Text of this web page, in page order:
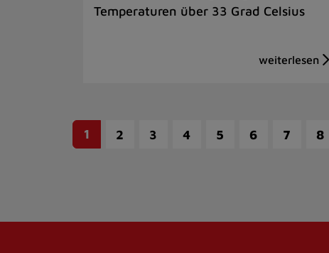
Temperaturen über 33 Grad Celsius
1 2 3 4 5 6 7 8